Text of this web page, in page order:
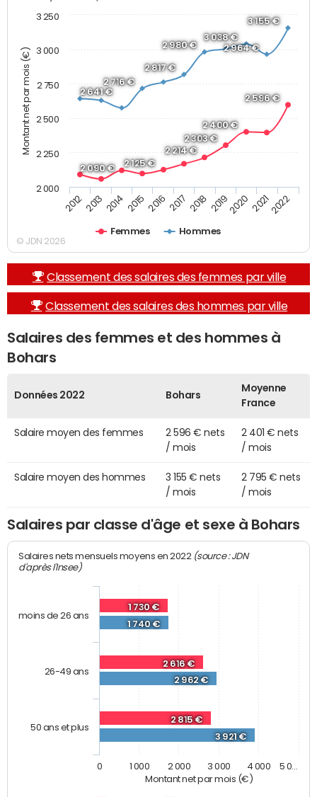
Montant net par mois (€)
2 090 €
2 125 €
2 214 €
2 303 €
2 400 €
2 596 €
2 641 €
2 716 €
2 817 €
2 980 €
3 038 €
2 964 €
3 155 €
Femmes Hommes
2012 2013 2014 2015 2016 2017 2018 20192020 20212022
2 000
2 250
2 500
2 750
3 000
3 250
© JDN 2026
Classement des salaires des femmes par ville
Classement des salaires des hommes par ville
Salaires des femmes et des hommes à
Bohars
Données 2022 Bohars
Moyenne
France
Salaire moyen des femmes
2 596 € nets
/ mois
2 401 € nets
/ mois
Salaire moyen des hommes
3 155 € nets
/ mois
2 795 € nets
/ mois
Salaires par classe d'âge et sexe à Bohars
Montant net par mois (€)
Salaires nets mensuels moyens en 2022 (source : JDN
d'après l'Insee)
1 730 €
2 616 €
2 815 €
1 740 €
2 962 €
3 921 €
moins de 26 ans
26-49 ans
50 ans et plus
0 1 000 2 000 3 000 4 000 5 0…